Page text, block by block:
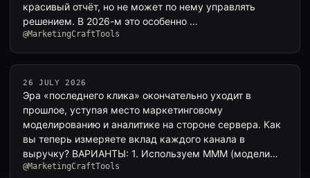
красивый отчёт, но не может по нему управлять
решением. В 2026-м это особенно …
@MarketingCraftTools
26 JULY 2026
Эра «последнего клика» окончательно уходит в
прошлое, уступая место маркетинговому
моделированию и аналитике на стороне сервера. Как
вы теперь измеряете вклад каждого канала в
выручку? ВАРИАНТЫ: 1. Используем MMM (модели…
@MarketingCraftTools